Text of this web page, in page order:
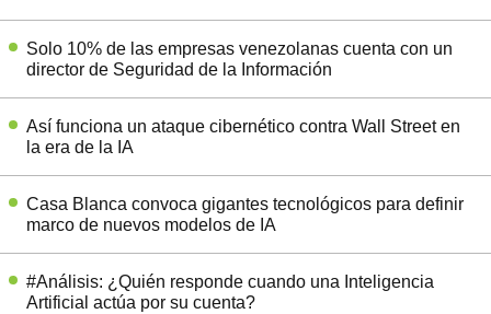
Solo 10% de las empresas venezolanas cuenta con un
director de Seguridad de la Información
Así funciona un ataque cibernético contra Wall Street en
la era de la IA
Casa Blanca convoca gigantes tecnológicos para definir
marco de nuevos modelos de IA
#Análisis: ¿Quién responde cuando una Inteligencia
Artificial actúa por su cuenta?